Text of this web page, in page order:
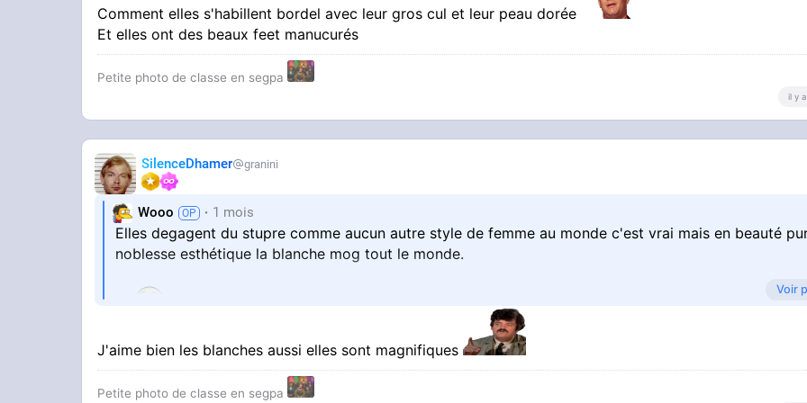
Comment elles s'habillent bordel avec leur gros cul et leur peau dorée
Et elles ont des beaux feet manucurés
Petite photo de classe en segpa
il y
SilenceDhamer granini
Wooo 1 mois
Elles degagent du stupre comme aucun autre style de femme au monde c'est vrai mais en beauté
noblesse esthétique la blanche mog tout le monde.
Voir
J'aime bien les blanches aussi elles sont magnifiques
Petite photo de classe en segpa